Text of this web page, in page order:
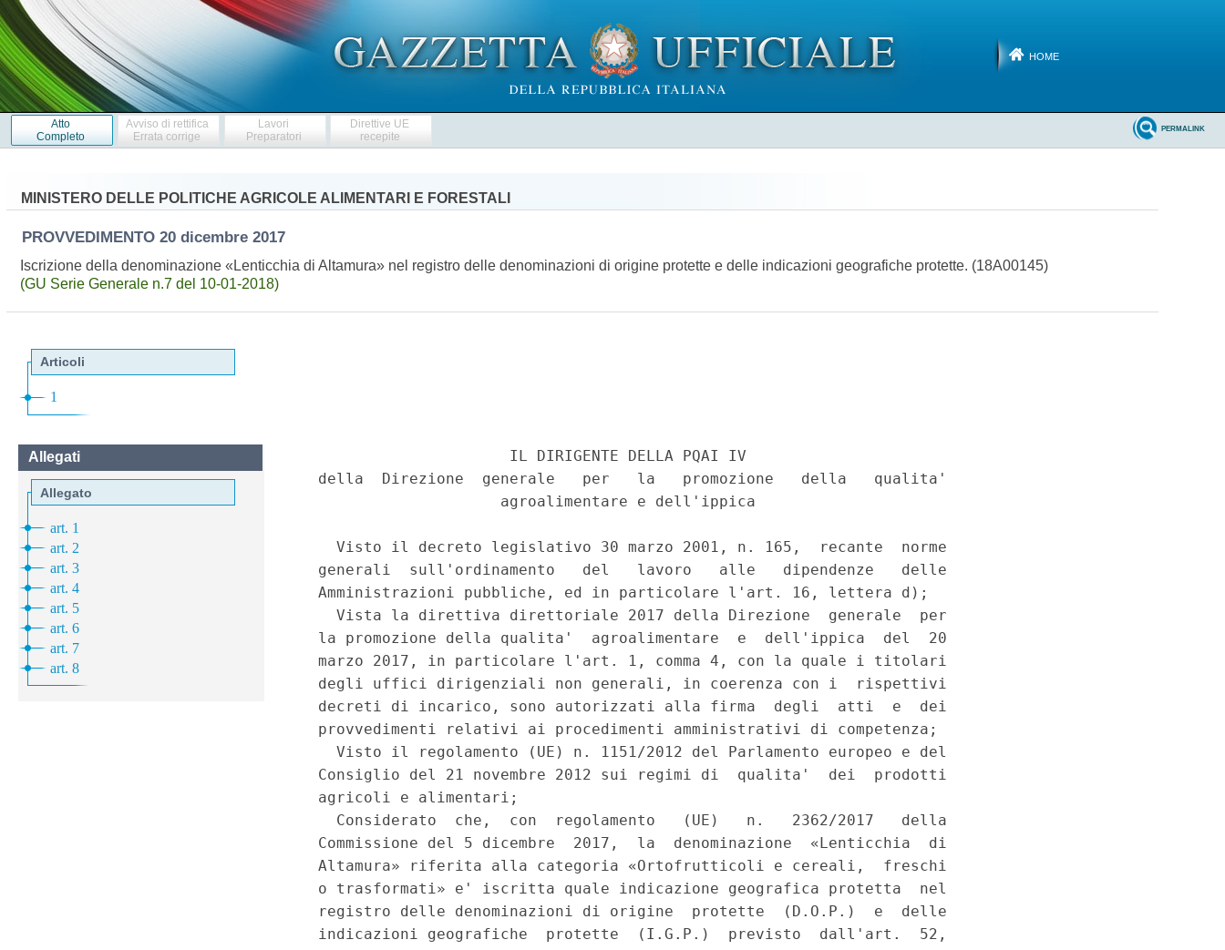
HOME
Atto
Completo
Avviso di rettifica
Errata corrige
Lavori
Preparatori
Direttive UE
recepite
PERMALINK
MINISTERO DELLE POLITICHE AGRICOLE ALIMENTARI E FORESTALI
PROVVEDIMENTO 20 dicembre 2017
Iscrizione della denominazione «Lenticchia di Altamura» nel registro delle denominazioni di origine protette e delle indicazioni geografiche protette. (18A00145)
(GU Serie Generale n.7 del 10-01-2018)